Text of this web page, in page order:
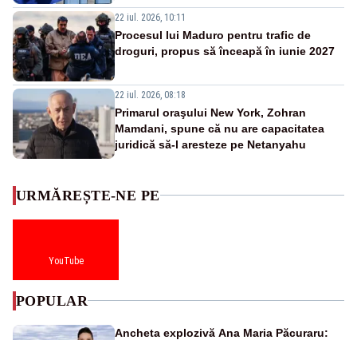
22 iul. 2026, 10:11
Procesul lui Maduro pentru trafic de
droguri, propus să înceapă în iunie 2027
22 iul. 2026, 08:18
Primarul oraşului New York, Zohran
Mamdani, spune că nu are capacitatea
juridică să-l aresteze pe Netanyahu
URMĂREȘTE-NE PE
YouTube
POPULAR
Ancheta explozivă Ana Maria Păcuraru: